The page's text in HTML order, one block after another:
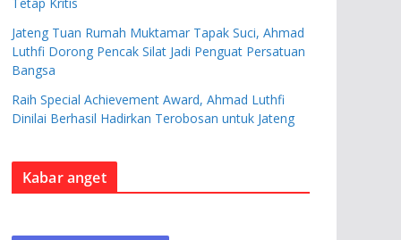
Jateng Tuan Rumah Muktamar Tapak Suci, Ahmad
Luthfi Dorong Pencak Silat Jadi Penguat Persatuan
Bangsa
Raih Special Achievement Award, Ahmad Luthfi
Dinilai Berhasil Hadirkan Terobosan untuk Jateng
Kabar anget